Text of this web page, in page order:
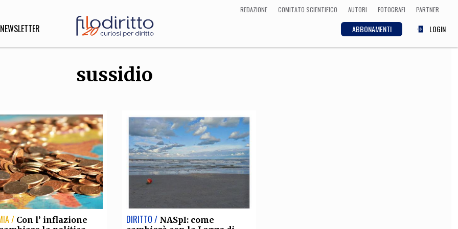
REDAZIONE COMITATO SCIENTIFICO AUTORI FOTOGRAFI PARTNER
ABBONAMENTI LOGIN
NEWSLETTER
INNOVAZIONE
Scienze informatiche,
Architettura, Ingegneria
CULTURA
Arte, Cinema, Musica,
sussidio
/ Con l’ inflazione
DIRITTO / NASpI: come